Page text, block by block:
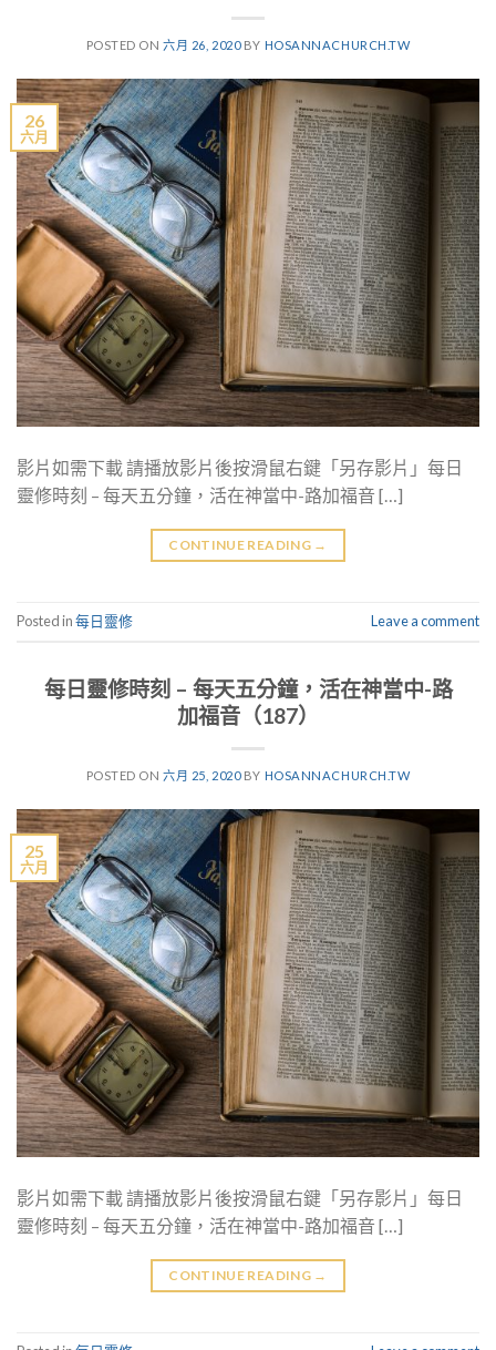
POSTED ON六月 26, 2020BY HOSANNACHURCH.TW
26
六月
影片如需下載 請播放影片後按滑鼠右鍵「另存影片」每日
靈修時刻 – 每天五分鐘，活在神當中-路加福音 […]
CONTINUE READING →
Posted in每日靈修 Leave a comment
每日靈修時刻 – 每天五分鐘，活在神當中-路
加福音（187）
POSTED ON六月 25, 2020BY HOSANNACHURCH.TW
25
六月
影片如需下載 請播放影片後按滑鼠右鍵「另存影片」每日
靈修時刻 – 每天五分鐘，活在神當中-路加福音 […]
CONTINUE READING →